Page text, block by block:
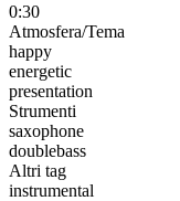
0:30
Atmosfera/Tema
happy
energetic
presentation
Strumenti
saxophone
doublebass
Altri tag
instrumental